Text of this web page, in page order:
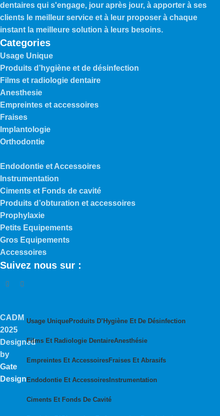
dentaires qui s'engage, jour après jour, à apporter à ses
clients le meilleur service et à leur proposer à chaque
instant la meilleure solution à leurs besoins.
Categories
Usage Unique
Produits d’hygiène et de désinfection
Films et radiologie dentaire
Anesthesie
Empreintes et accessoires
Fraises
Implantologie
Orthodontie
Endodontie et Accessoires
Instrumentation
Ciments et Fonds de cavité
Produits d’obturation et accessoires
Prophylaxie
Petits Equipements
Gros Equipements
Accessoires
Suivez nous sur :
CADM
2025
Designed
by
Gate
Design.
Usage UniqueProduits D’Hygiène Et De Désinfection
Films Et Radiologie DentaireAnesthésie
Empreintes Et AccessoiresFraises Et Abrasifs
Endodontie Et Accessoires Instrumentation
Ciments Et Fonds De Cavité